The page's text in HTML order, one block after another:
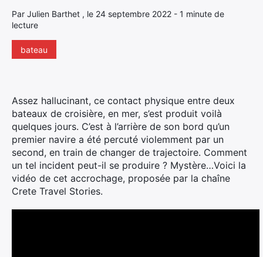
Par Julien Barthet , le 24 septembre 2022 - 1 minute de
lecture
bateau
Assez hallucinant, ce contact physique entre deux
bateaux de croisière, en mer, s’est produit voilà
quelques jours. C’est à l’arrière de son bord qu’un
premier navire a été percuté violemment par un
second, en train de changer de trajectoire. Comment
un tel incident peut-il se produire ? Mystère…Voici la
vidéo de cet accrochage, proposée par la chaîne
Crete Travel Stories.